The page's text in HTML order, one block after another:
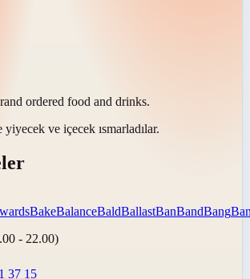
and ordered food and drinks.
yiyecek ve içecek ısmarladılar.
BakeBalanceBaldBallastBanBandBang
- 22.00)
37 15